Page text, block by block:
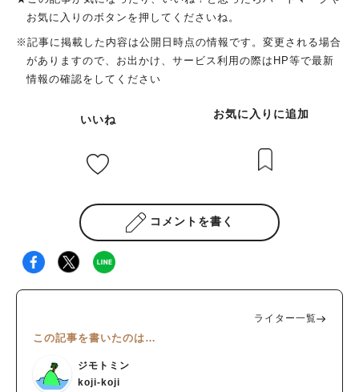
お気に入りのボタンを押してくださいね。
※記事に掲載した内容は公開日時点の情報です。変更される場合
がありますので、お出かけ、サービス利用の際はHP等で最新
情報の確認をしてください
いいね お気に入りに追加
コメントを書く
ライター一覧
この記事を書いたのは…
ジモトミン
koji-koji